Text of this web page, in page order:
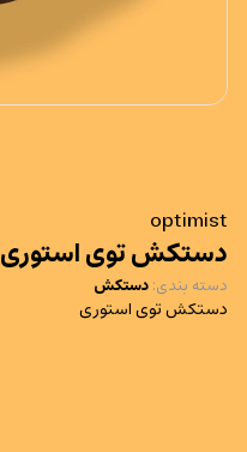
optimist
دستکش توی استوری
دسته بندی: دستکش
دستکش توی استوری